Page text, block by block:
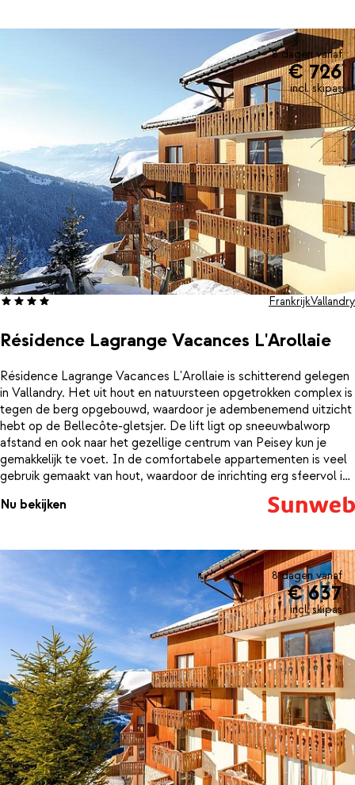
8 dagen vanaf
€ 726
incl. skipas
Résidence Lagrange Vacances L'Arollaie
FrankrijkVallandry
Résidence Lagrange Vacances L'Arollaie is schitterend gelegen
in Vallandry. Het uit hout en natuursteen opgetrokken complex is
tegen de berg opgebouwd, waardoor je adembenemend uitzicht
hebt op de Bellecôte-gletsjer. De lift ligt op sneeuwbalworp
afstand en ook naar het gezellige centrum van Peisey kun je
gemakkelijk te voet. In de comfortabele appartementen is veel
gebruik gemaakt van hout, waardoor de inrichting erg sfeervol is.
Kom je 's middags ietwat vermoeid terug bij de résidence, neem
dan nog even een frisse duik in het mooie zwembad of ontspan
Nu bekijken
8 dagen vanaf
€ 637
incl. skipas